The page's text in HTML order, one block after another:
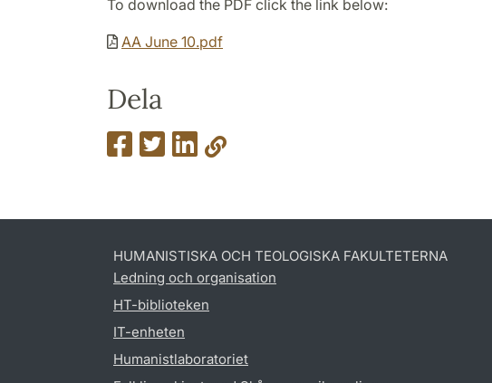
To download the PDF click the link below:
AA June 10.pdf
Dela
HUMANISTISKA OCH TEOLOGISKA FAKULTETERNA
Ledning och organisation
HT-biblioteken
IT-enheten
Humanistlaboratoriet